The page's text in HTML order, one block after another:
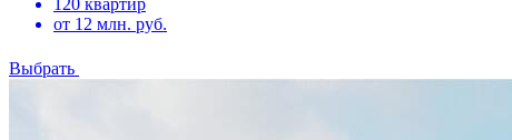
120 квартир
от 12 млн. руб.
Выбрать